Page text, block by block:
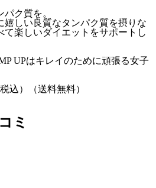
ク質を。
嬉しい良質なタンパク質を摂りな
て楽しいダイエットをサポートし
UPはキレイのために頑張る女子
込）（送料無料）
ミ